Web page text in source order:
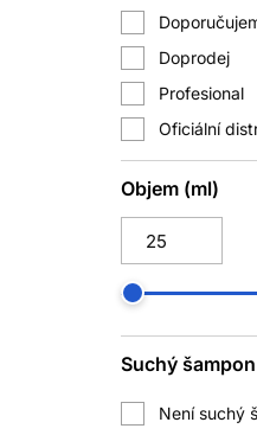
Subrina
Wella
Doprodej
Profesional
Oficiální
Objem (ml)
Suchý šampon
Není suchý